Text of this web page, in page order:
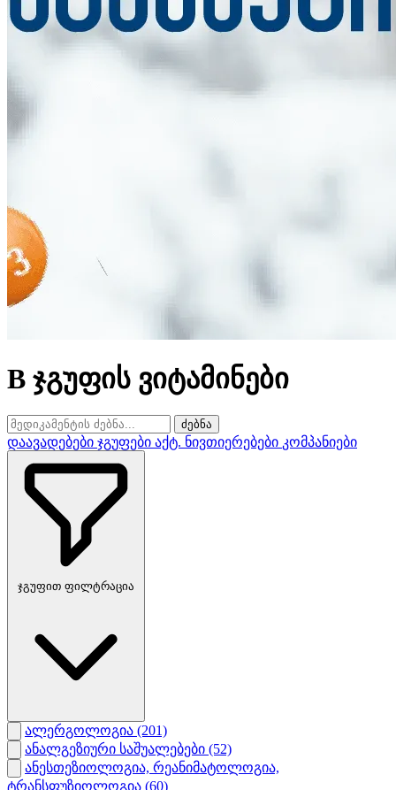
B ჯგუფის ვიტამინები
ძებნა
დაავადებები ჯგუფები აქტ. ნივთიერებები კომპანიები
ჯგუფით ფილტრაცია
ალერგოლოგია (201)
ანალგეზიური საშუალებები (52)
ანესთეზიოლოგია, რეანიმატოლოგია,
ტრანსფუზიოლოგია (60)